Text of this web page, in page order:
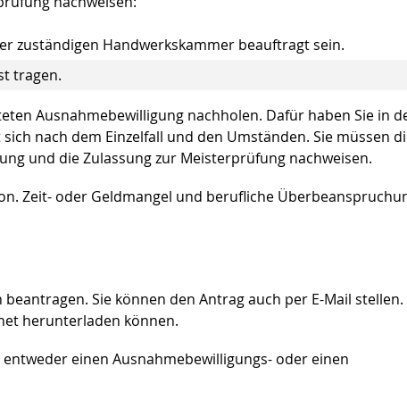
zuständigen Handwerkskammer beauftragt sein.
tragen.
Ausnahmebewilligung nachholen. Dafür haben Sie in
nach dem Einzelfall und den Umständen. Sie müssen
und die Zulassung zur Meisterprüfung nachweisen.
Zeit- oder Geldmangel und berufliche
Sie können den Antrag auch per E-Mail stellen.
herunterladen können.
einen Ausnahmebewilligungs- oder einen